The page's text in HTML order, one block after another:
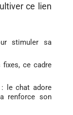
ce lien
stimuler sa
fixes, ce cadre
le chat adore
renforce son